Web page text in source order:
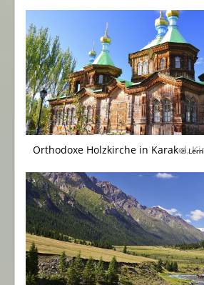
©
Orthodoxe Holzkirche in Karakol,